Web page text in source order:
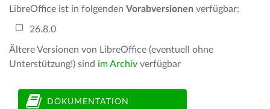
LibreOffice ist in folgenden Vorabversionen verfügbar:
26.8.0
Ältere Versionen von LibreOffice (eventuell ohne
Unterstützung!) sind im Archiv verfügbar
DOKUMENTATION